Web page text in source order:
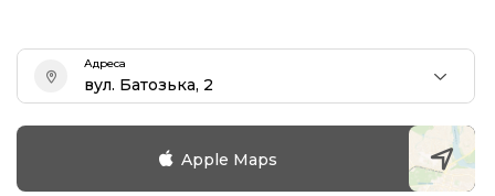
Адреса
вул. Батозька, 2
Apple Maps